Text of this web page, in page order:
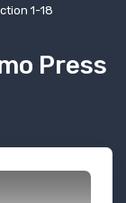
1-18
Press